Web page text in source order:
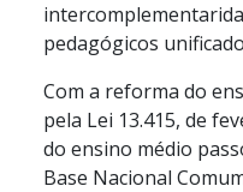
pedagógicos
Com a reforma do
pela Lei 13.415, de
do ensino médio
Base Nacional